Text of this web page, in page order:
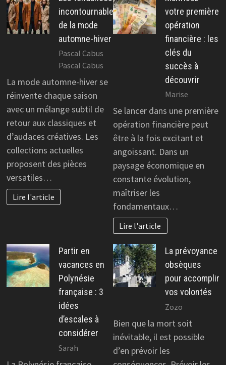
incontournables
de la mode
automne-hiver
Pascal Cabus
Pascal Cabus
La mode automne-hiver se
réinvente chaque saison
avec un mélange subtil de
retour aux classiques et
d’audaces créatives. Les
collections actuelles
proposent des pièces
versatiles…
Lire l'article
votre première
opération
financière : les
clés du
succès à
découvrir
Marise
Se lancer dans une première
opération financière peut
être à la fois excitant et
angoissant. Dans un
paysage économique en
constante évolution,
maîtriser les
fondamentaux…
Lire l'article
Partir en
vacances en
Polynésie
française : 3
idées
d’escales à
considérer
Sarah
La prévoyance
obsèques
pour accomplir
vos volontés
Zozo
Bien que la mort soit
inévitable, il est possible
d’en prévoir les